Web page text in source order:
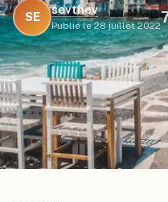
SE
sevthev
Publié le 28 juillet 2022